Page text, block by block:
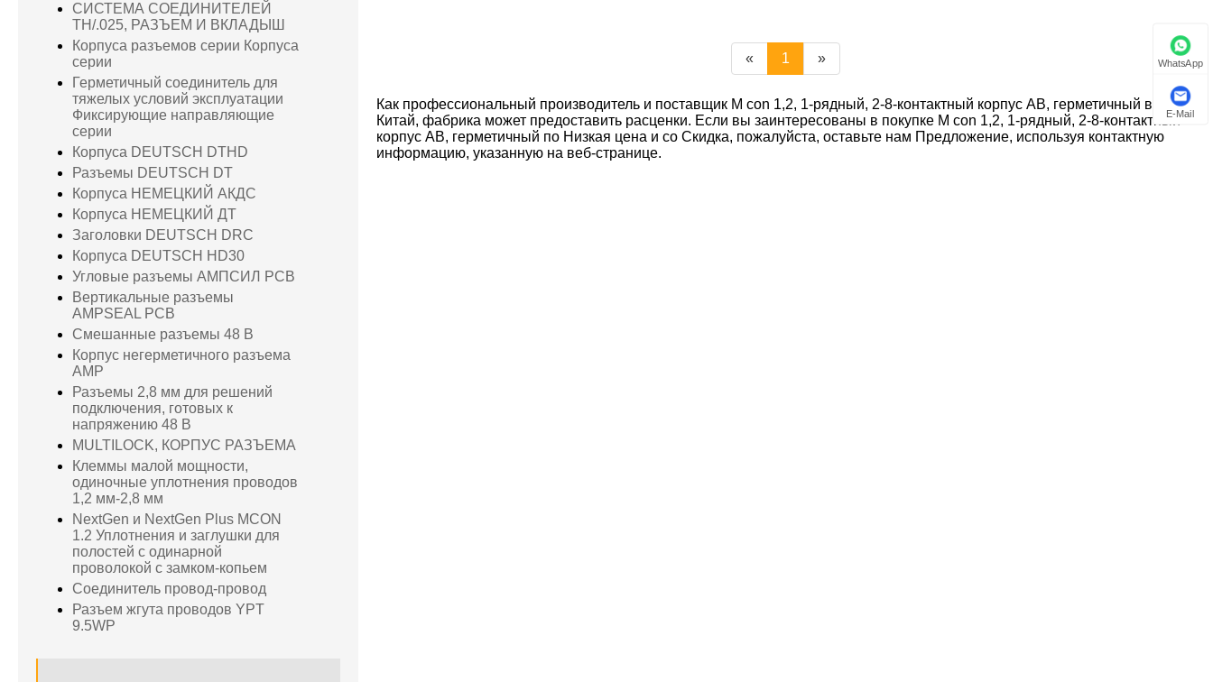
СИСТЕМА СОЕДИНИТЕЛЕЙ
TH/.025, РАЗЪЕМ И ВКЛАДЫШ
Корпуса разъемов серии Корпуса
серии
Герметичный соединитель для
тяжелых условий эксплуатации
Фиксирующие направляющие
серии
Корпуса DEUTSCH DTHD
Разъемы DEUTSCH DT
Корпуса НЕМЕЦКИЙ АКДС
Корпуса НЕМЕЦКИЙ ДТ
Заголовки DEUTSCH DRC
Корпуса DEUTSCH HD30
Угловые разъемы АМПСИЛ PCB
Вертикальные разъемы
AMPSEAL PCB
Смешанные разъемы 48 В
Корпус негерметичного разъема
AMP
Разъемы 2,8 мм для решений
подключения, готовых к
напряжению 48 В
MULTILOCK, КОРПУС РАЗЪЕМА
Клеммы малой мощности,
одиночные уплотнения проводов
1,2 мм-2,8 мм
NextGen и NextGen Plus MCON
1.2 Уплотнения и заглушки для
полостей с одинарной
проволокой с замком-копьем
Соединитель провод-провод
Разъем жгута проводов YPT
9.5WP
« 1 »
Как профессиональный производитель и поставщик M con 1,2, 1-рядный, 2-8-контактный корпус AB, герметичный в
Китай, фабрика может предоставить расценки. Если вы заинтересованы в покупке M con 1,2, 1-рядный, 2-8-контактный
корпус AB, герметичный по Низкая цена и со Скидка, пожалуйста, оставьте нам Предложение, используя контактную
информацию, указанную на веб-странице.
WhatsApp
E-Mail